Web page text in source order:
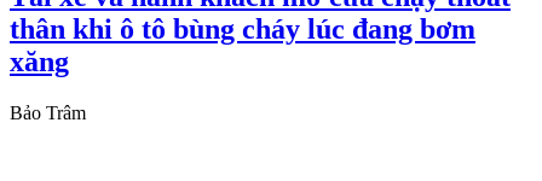
thân khi ô tô bùng cháy lúc đang bơm
xăng
Bảo Trâm